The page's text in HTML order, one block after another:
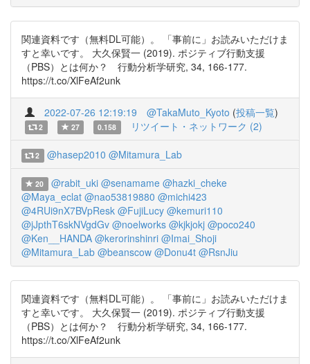
関連資料です（無料DL可能）。 「事前に」お読みいただけま
すと幸いです。 大久保賢一 (2019). ポジティブ行動支援
（PBS）とは何か？ 行動分析学研究, 34, 166-177.
https://t.co/XlFeAf2unk
2022-07-26 12:19:19 @TakaMuto_Kyoto (投稿一覧)
2 27 0.158 リツイート・ネットワーク (2)
2 @hasep2010 @Mitamura_Lab
20 @rabit_uki @senamame @hazki_cheke
@Maya_eclat @nao53819880 @michi423
@4RUi9nX7BVpResk @FujiLucy @kemuri110
@jJpthT6skNVgdGv @noelworks @kjkjokj @poco240
@Ken__HANDA @kerorinshinri @Imai_Shoji
@Mitamura_Lab @beanscow @Donu4t @RsnJiu
関連資料です（無料DL可能）。 「事前に」お読みいただけま
すと幸いです。 大久保賢一 (2019). ポジティブ行動支援
（PBS）とは何か？ 行動分析学研究, 34, 166-177.
https://t.co/XlFeAf2unk